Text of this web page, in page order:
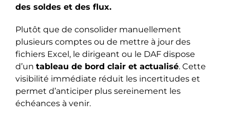
des soldes et des flux.
Plutôt que de consolider manuellement
plusieurs comptes ou de mettre à jour des
fichiers Excel, le dirigeant ou le DAF dispose
d’un tableau de bord clair et actualisé. Cette
visibilité immédiate réduit les incertitudes et
permet d’anticiper plus sereinement les
échéances à venir.